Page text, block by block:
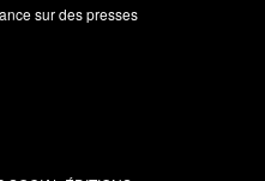
sur des presses